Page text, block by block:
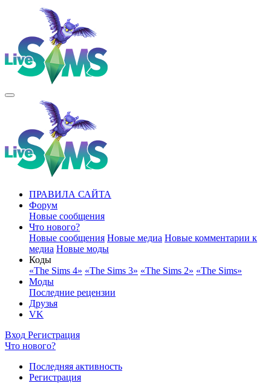
ПРАВИЛА САЙТА
Форум
Новые сообщения
Что нового?
Новые сообщения Новые медиа Новые комментарии к
медиа Новые моды
Коды
«The Sims 4» «The Sims 3» «The Sims 2» «The Sims»
Моды
Последние рецензии
Друзья
VK
Вход Регистрация
Что нового?
Последняя активность
Регистрация